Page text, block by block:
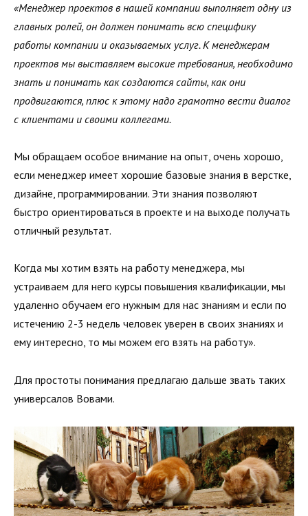
«Менеджер проектов в нашей компании выполняет одну из
главных ролей, он должен понимать всю специфику
работы компании и оказываемых услуг. К менеджерам
проектов мы выставляем высокие требования, необходимо
знать и понимать как создаются сайты, как они
продвигаются, плюс к этому надо грамотно вести диалог
с клиентами и своими коллегами.
Мы обращаем особое внимание на опыт, очень хорошо,
если менеджер имеет хорошие базовые знания в верстке,
дизайне, программировании. Эти знания позволяют
быстро ориентироваться в проекте и на выходе получать
отличный результат.
Когда мы хотим взять на работу менеджера, мы
устраиваем для него курсы повышения квалификации, мы
удаленно обучаем его нужным для нас знаниям и если по
истечению 2-3 недель человек уверен в своих знаниях и
ему интересно, то мы можем его взять на работу».
Для простоты понимания предлагаю дальше звать таких
универсалов Вовами.